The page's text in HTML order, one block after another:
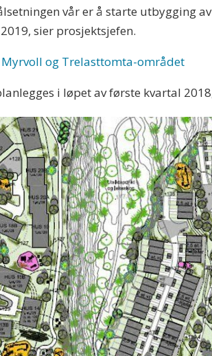
vår er å starte utbygging
sier prosjektsjefen.
Myrvoll og Trelasttomta-området
i løpet av første kvartal